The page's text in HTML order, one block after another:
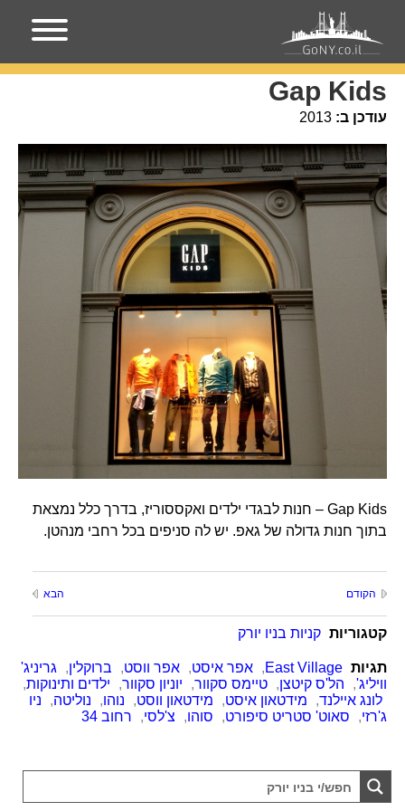
עמוד הבית מקומות בניו-יורק
Gap Kids
עודכן ב: 2013
Gap Kids – חנות לבגדי ילדים ואקססוריז, בדרך כלל נמצאת
בתוך חנות גדולה של גאפ. יש לה סניפים בכל רחבי מנהטן.
הקודם הבא
קטגוריות קניות בניו יורק
תגיות East Village
, אפר איסט, אפר ווסט, ברוקלין,
גריניג'
וויליג', הל'ס קיטצן, טיימס סקוור, יוניון סקוור, ילדים ותינוקות,
לונג איילנד, מידטאון איסט, מידטאון ווסט, נוהו, נוליטה,
ניו
ג'רזי, סאוט' סטריט סיפורט, סוהו, צ'לסי, רחוב 34